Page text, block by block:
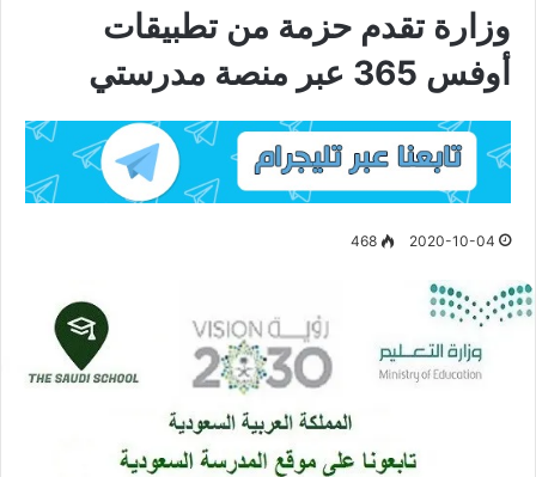
وزارة تقدم حزمة من تطبيقات
أوفس 365 عبر منصة مدرستي
2020-10-04
468